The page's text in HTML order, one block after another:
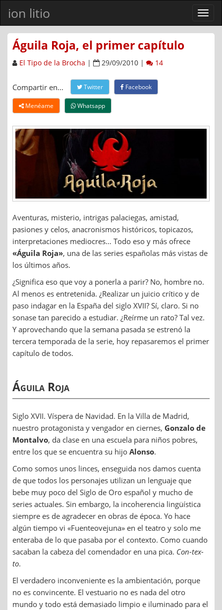
ion litio
Ver
menú
Águila Roja, el primer capítulo
El Tipo de la Brocha | 29/09/2010 | 14
Compartir en... Twitter Facebook
Menéame Whatsapp
Aventuras, misterio, intrigas palaciegas, amistad,
pasiones y celos, anacronismos históricos, topicazos,
interpretaciones mediocres… Todo eso y más ofrece
«Águila Roja», una de las series españolas más vistas de
los últimos años.
¿Significa eso que voy a ponerla a parir? No, hombre no.
Al menos es entretenida. ¿Realizar un juicio crítico y de
paso indagar en la España del siglo XVII? Sí, claro. Si no
sonase tan parecido a estudiar. ¿Reírme un rato? Tal vez.
Y aprovechando que la semana pasada se estrenó la
tercera temporada de la serie, hoy repasaremos el primer
capítulo de todos.
Águila Roja
Siglo XVII. Víspera de Navidad. En la Villa de Madrid,
nuestro protagonista y vengador en ciernes, Gonzalo de
Montalvo, da clase en una escuela para niños pobres,
entre los que se encuentra su hijo Alonso.
Como somos unos linces, enseguida nos damos cuenta
de que todos los personajes utilizan un lenguaje que
bebe muy poco del Siglo de Oro español y mucho de
series actuales. Sin embargo, la incoherencia lingüística
siempre es de agradecer en obras de época. Yo hace
algún tiempo vi «Fuenteovejuna» en el teatro y solo me
enteraba de lo que pasaba por el contexto. Como cuando
sacaban la cabeza del comendador en una pica. Con-tex-
to.
El verdadero inconveniente es la ambientación, porque
no es convincente. El vestuario no es nada del otro
mundo y todo está demasiado limpio e iluminado para el